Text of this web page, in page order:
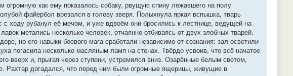
огромную как ему показалось собаку, рвущую спину лежавшего на полу
файербол врезался в голову зверя. Полыхнула яркая вспышка, тварь
ходу рубанул её мечом, и уже вдвоём они бросились к лестнице, ведущей на
метались несколько человек, отчаянно отбиваясь от двух злобных тварей.
но его навыки боевого мага сработали независимо от сознания: зал осветили
погасила несколько масляным ламп на стенах. Твёрдо усвоив, что всё начатое
вверх и, прыгая через ступени, устремился вниз. Озарённые белым светом,
Рахтар догадался, что перед ним были огромные ящерицы, живущие в